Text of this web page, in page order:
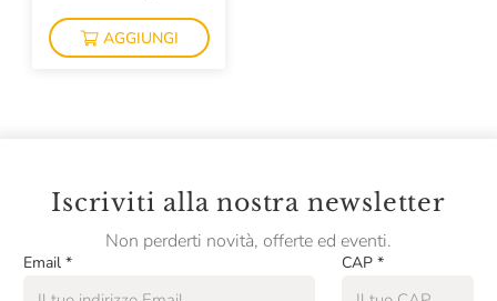
AGGIUNGI
Iscriviti alla nostra newsletter
Non perderti novità, offerte ed eventi.
Email * CAP *